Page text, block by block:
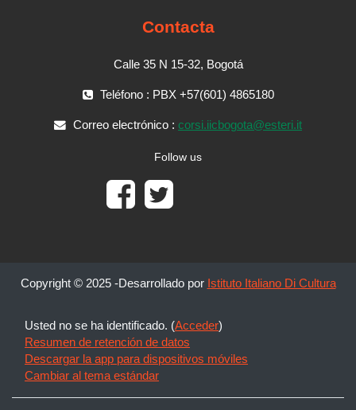
Contacta
Calle 35 N 15-32, Bogotá
Teléfono : PBX +57(601) 4865180
Correo electrónico : corsi.iicbogota@esteri.it
Follow us
Copyright © 2025 -Desarrollado por Istituto Italiano Di Cultura
Usted no se ha identificado. (Acceder)
Resumen de retención de datos
Descargar la app para dispositivos móviles
Cambiar al tema estándar